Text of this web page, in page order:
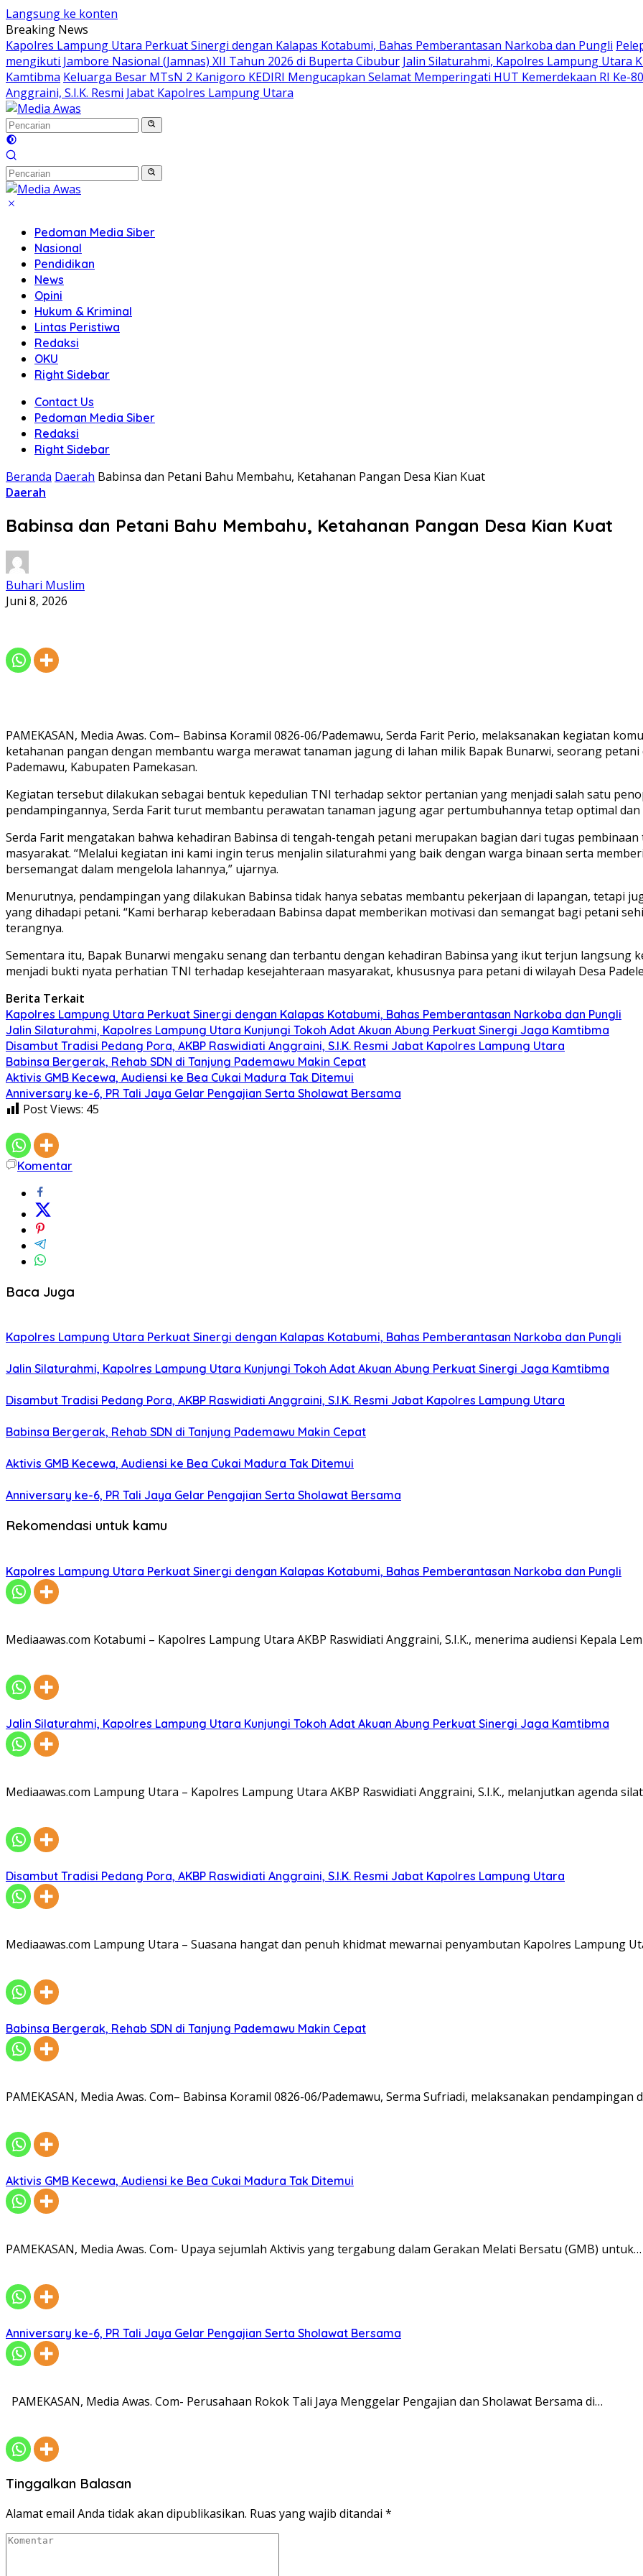
Langsung ke konten
Breaking News
Kapolres Lampung Utara Perkuat Sinergi dengan Kalapas Kotabumi, Bahas Pemberantasan Narkoba dan Pungli
mengikuti Jambore Nasional (Jamnas) XII Tahun 2026 di Buperta Cibubur Jalin Silaturahmi, Kapolres Lampung Utara
Kamtibma Keluarga Besar MTsN 2 Kanigoro KEDIRI Mengucapkan Selamat Memperingati HUT Kemerdekaan RI Ke-80
Anggraini, S.I.K. Resmi Jabat Kapolres Lampung Utara
Pedoman Media Siber
Nasional
Pendidikan
News
Opini
Hukum & Kriminal
Lintas Peristiwa
Redaksi
OKU
Right Sidebar
Contact Us
Pedoman Media Siber
Redaksi
Right Sidebar
Beranda Daerah Babinsa dan Petani Bahu Membahu, Ketahanan Pangan Desa Kian Kuat
Daerah
Babinsa dan Petani Bahu Membahu, Ketahanan Pangan Desa Kian Kuat
Buhari Muslim
Juni 8, 2026
PAMEKASAN, Media Awas. Com– Babinsa Koramil 0826-06/Pademawu, Serda Farit Perio, melaksanakan kegiatan
ketahanan pangan dengan membantu warga merawat tanaman jagung di lahan milik Bapak Bunarwi, seorang petani
Pademawu, Kabupaten Pamekasan.
Kegiatan tersebut dilakukan sebagai bentuk kepedulian TNI terhadap sektor pertanian yang menjadi salah satu
pendampingannya, Serda Farit turut membantu perawatan tanaman jagung agar pertumbuhannya tetap optimal
Serda Farit mengatakan bahwa kehadiran Babinsa di tengah-tengah petani merupakan bagian dari tugas
masyarakat. “Melalui kegiatan ini kami ingin terus menjalin silaturahmi yang baik dengan warga binaan serta
bersemangat dalam mengelola lahannya,” ujarnya.
Menurutnya, pendampingan yang dilakukan Babinsa tidak hanya sebatas membantu pekerjaan di lapangan, tetapi
yang dihadapi petani. “Kami berharap keberadaan Babinsa dapat memberikan motivasi dan semangat bagi petani
terangnya.
Sementara itu, Bapak Bunarwi mengaku senang dan terbantu dengan kehadiran Babinsa yang ikut terjun langsung
menjadi bukti nyata perhatian TNI terhadap kesejahteraan masyarakat, khususnya para petani di wilayah Desa
Berita Terkait
Kapolres Lampung Utara Perkuat Sinergi dengan Kalapas Kotabumi, Bahas Pemberantasan Narkoba dan Pungli
Jalin Silaturahmi, Kapolres Lampung Utara Kunjungi Tokoh Adat Akuan Abung Perkuat Sinergi Jaga Kamtibma
Disambut Tradisi Pedang Pora, AKBP Raswidiati Anggraini, S.I.K. Resmi Jabat Kapolres Lampung Utara
Babinsa Bergerak, Rehab SDN di Tanjung Pademawu Makin Cepat
Aktivis GMB Kecewa, Audiensi ke Bea Cukai Madura Tak Ditemui
Anniversary ke-6, PR Tali Jaya Gelar Pengajian Serta Sholawat Bersama
Post Views: 45
Komentar
Baca Juga
Kapolres Lampung Utara Perkuat Sinergi dengan Kalapas Kotabumi, Bahas Pemberantasan Narkoba dan Pungli
Jalin Silaturahmi, Kapolres Lampung Utara Kunjungi Tokoh Adat Akuan Abung Perkuat Sinergi Jaga Kamtibma
Disambut Tradisi Pedang Pora, AKBP Raswidiati Anggraini, S.I.K. Resmi Jabat Kapolres Lampung Utara
Babinsa Bergerak, Rehab SDN di Tanjung Pademawu Makin Cepat
Aktivis GMB Kecewa, Audiensi ke Bea Cukai Madura Tak Ditemui
Anniversary ke-6, PR Tali Jaya Gelar Pengajian Serta Sholawat Bersama
Rekomendasi untuk kamu
Kapolres Lampung Utara Perkuat Sinergi dengan Kalapas Kotabumi, Bahas Pemberantasan Narkoba dan Pungli
Mediaawas.com Kotabumi – Kapolres Lampung Utara AKBP Raswidiati Anggraini, S.I.K., menerima audiensi Kepala
Jalin Silaturahmi, Kapolres Lampung Utara Kunjungi Tokoh Adat Akuan Abung Perkuat Sinergi Jaga Kamtibma
Mediaawas.com Lampung Utara – Kapolres Lampung Utara AKBP Raswidiati Anggraini, S.I.K., melanjutkan agenda
Disambut Tradisi Pedang Pora, AKBP Raswidiati Anggraini, S.I.K. Resmi Jabat Kapolres Lampung Utara
Mediaawas.com Lampung Utara – Suasana hangat dan penuh khidmat mewarnai penyambutan Kapolres Lampung
Babinsa Bergerak, Rehab SDN di Tanjung Pademawu Makin Cepat
PAMEKASAN, Media Awas. Com– Babinsa Koramil 0826-06/Pademawu, Serma Sufriadi, melaksanakan
Aktivis GMB Kecewa, Audiensi ke Bea Cukai Madura Tak Ditemui
PAMEKASAN, Media Awas. Com- Upaya sejumlah Aktivis yang tergabung dalam Gerakan Melati Bersatu (GMB) untuk…
Anniversary ke-6, PR Tali Jaya Gelar Pengajian Serta Sholawat Bersama
PAMEKASAN, Media Awas. Com- Perusahaan Rokok Tali Jaya Menggelar Pengajian dan Sholawat Bersama di…
Tinggalkan Balasan
Alamat email Anda tidak akan dipublikasikan. Ruas yang wajib ditandai *